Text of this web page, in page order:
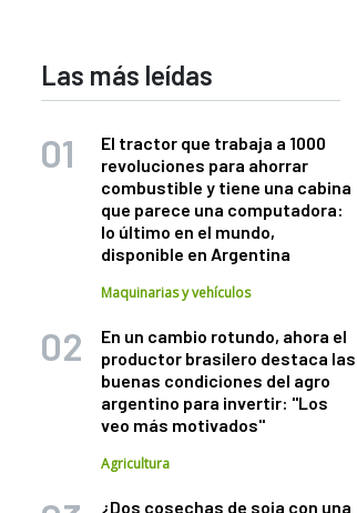
Las más leídas
El tractor que trabaja a 1000
revoluciones para ahorrar
combustible y tiene una cabina
que parece una computadora:
lo último en el mundo,
disponible en Argentina
Maquinarias y vehículos
En un cambio rotundo, ahora el
productor brasilero destaca las
buenas condiciones del agro
argentino para invertir: "Los
veo más motivados"
Agricultura
¿Dos cosechas de soja con una